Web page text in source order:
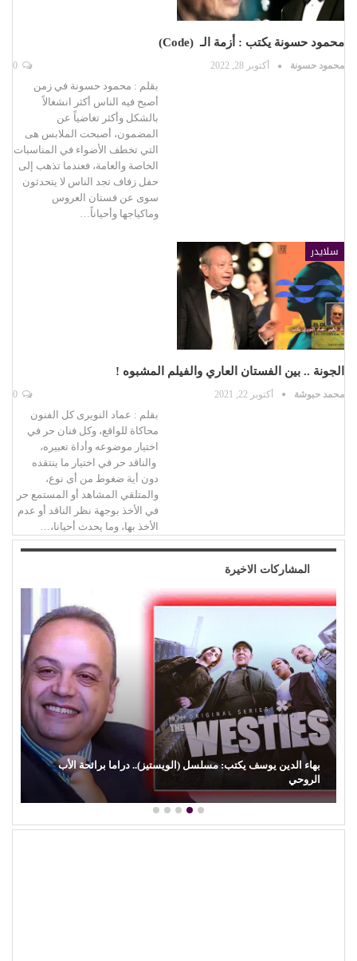
محمود حسونة يكتب : أزمة الـ (Code)
محمود حسونة أكتوبر 28, 2022
بقلم : محمود حسونة في زمن
أصبح فيه الناس أكثر انشغالاً
بالشكل وأكثر تغاضياً عن
المضمون، أصبحت الملابس هى
التي تخطف الأضواء في المناسبات
الخاصة والعامة، فعندما تذهب إلى
حفل زفاف تجد الناس لا يتحدثون
سوى عن فستان العروس
وماكياجها وأحياناً…
سلايدر
الجونة .. بين الفستان العاري والفيلم المشبوه !
محمد حبوشة أكتوبر 22, 2021
بقلم : عماد النويرى كل الفنون
محاكاة للواقع، وكل فنان حر في
اختيار موضوعه وأداة تعبيره،
والناقد حر في اختيار ما ينتقده
دون أية ضغوط من أى نوع،
والمتلقي المشاهد أو المستمع حر
في الأخذ بوجهة نظر الناقد أو عدم
الأخذ بها، وما يحدث أحيانا،…
المشاركات الاخيرة
بهاء الدين يوسف يكتب: مسلسل (الويستيز).. دراما برائحة الأب
الروحي